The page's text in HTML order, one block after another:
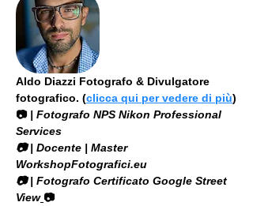
Aldo Diazzi Fotografo & Divulgatore
fotografico. (clicca qui per vedere di più)
📷 | Fotografo NPS Nikon Professional
Services
​📷 | Docente | Master
WorkshopFotografici.eu
📷 | Fotografo Certificato Google Street
View 📷